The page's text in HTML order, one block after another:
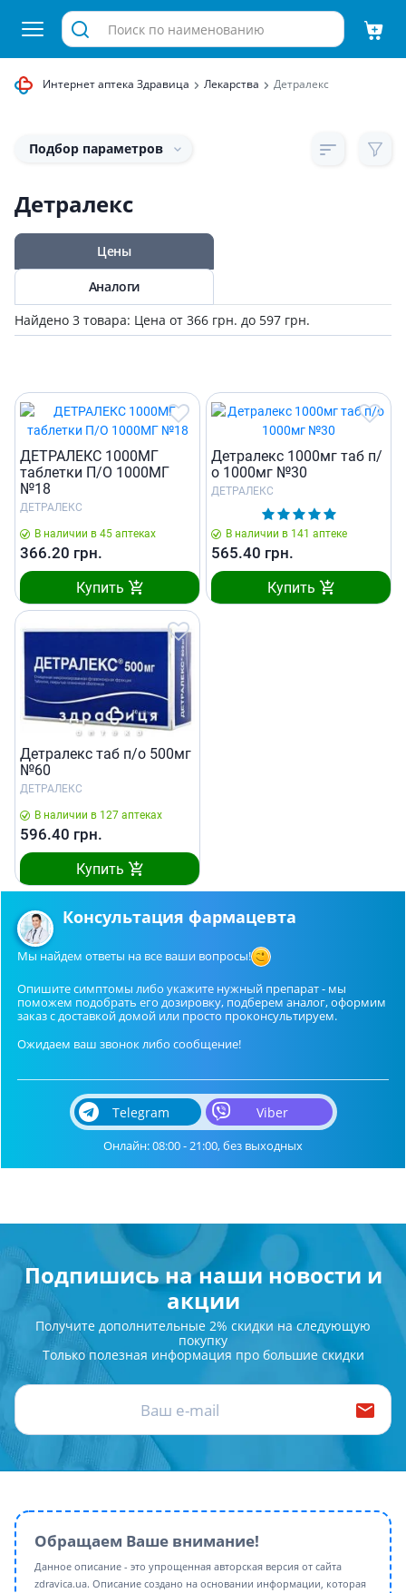
Интернет аптека Здравица Лекарства Детралекс
Подбор параметров
Детралекс
Цены
Аналоги
Найдено 3 товара: Цена от 366 грн. до 597 грн.
ДЕТРАЛЕКС 1000МГ
таблетки П/О 1000МГ
№18
ДЕТРАЛЕКС
В наличии в 45 аптеках
366.20 грн.
Купить
Детралекс 1000мг таб п/
о 1000мг №30
ДЕТРАЛЕКС
В наличии в 141 аптеке
565.40 грн.
Купить
Детралекс таб п/о 500мг
№60
ДЕТРАЛЕКС
В наличии в 127 аптеках
596.40 грн.
Купить
Консультация фармацевта
Мы найдем ответы на все ваши вопросы!
Опишите симптомы либо укажите нужный препарат - мы
поможем подобрать его дозировку, подберем аналог, оформим
заказ с доставкой домой или просто проконсультируем.
Ожидаем ваш звонок либо сообщение!
Telegram Viber
Онлайн: 08:00 - 21:00, без выходных
Подпишись на наши новости и
акции
Получите дополнительные 2% скидки на следующую
покупку
Только полезная информация про большие скидки
Обращаем Ваше внимание!
Данное описание - это упрощенная авторская версия от сайта
zdravica.ua. Описание создано на основании информации, которая